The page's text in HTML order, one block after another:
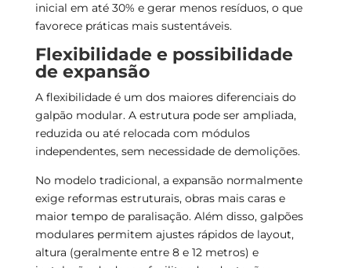
inicial em até 30% e gerar menos resíduos, o que
favorece práticas mais sustentáveis.
Flexibilidade e possibilidade
de expansão
A flexibilidade é um dos maiores diferenciais do
galpão modular. A estrutura pode ser ampliada,
reduzida ou até relocada com módulos
independentes, sem necessidade de demolições.
No modelo tradicional, a expansão normalmente
exige reformas estruturais, obras mais caras e
maior tempo de paralisação. Além disso, galpões
modulares permitem ajustes rápidos de layout,
altura (geralmente entre 8 e 12 metros) e